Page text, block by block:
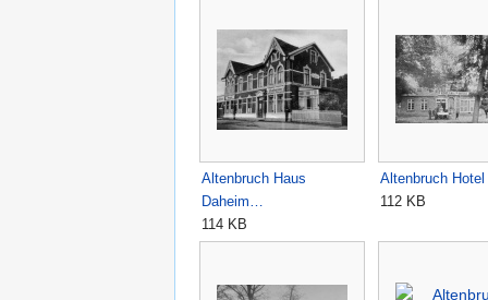
Altenbruch Haus
Daheim…
114 KB
Altenbruch
112 KB